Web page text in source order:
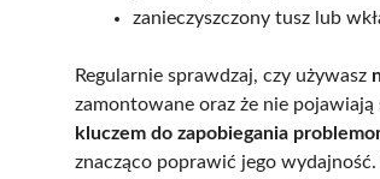
zanieczyszczony tusz lub
Regularnie sprawdzaj, czy używasz
zamontowane oraz że nie pojawiają
kluczem do zapobiegania
znacząco poprawić jego